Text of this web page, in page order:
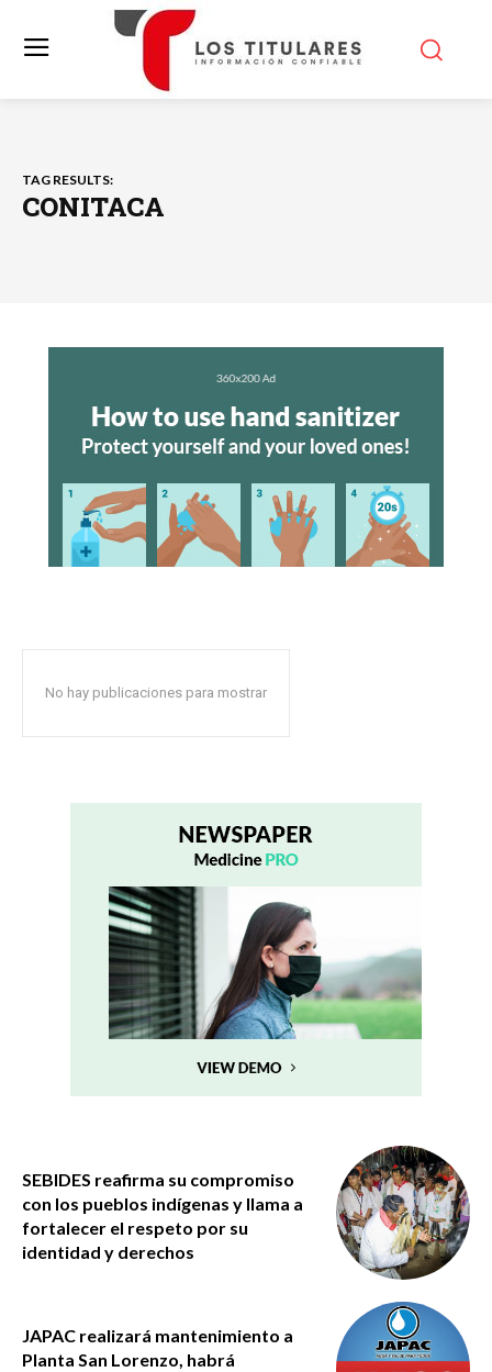
TAG RESULTS:
CONITACA
No hay publicaciones para mostrar
SEBIDES reafirma su compromiso
con los pueblos indígenas y llama a
fortalecer el respeto por su
identidad y derechos
JAPAC realizará mantenimiento a
Planta San Lorenzo, habrá